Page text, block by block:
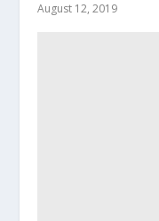
August 12, 2019